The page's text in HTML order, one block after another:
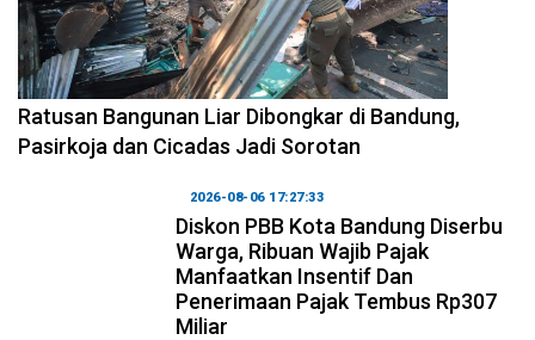
2026-08-06 17:34:08
Ratusan Bangunan Liar Dibongkar di Bandung,
Pasirkoja dan Cicadas Jadi Sorotan
2026-08-06 17:27:33
Diskon PBB Kota Bandung Diserbu
Warga, Ribuan Wajib Pajak
Manfaatkan Insentif Dan
Penerimaan Pajak Tembus Rp307
Miliar